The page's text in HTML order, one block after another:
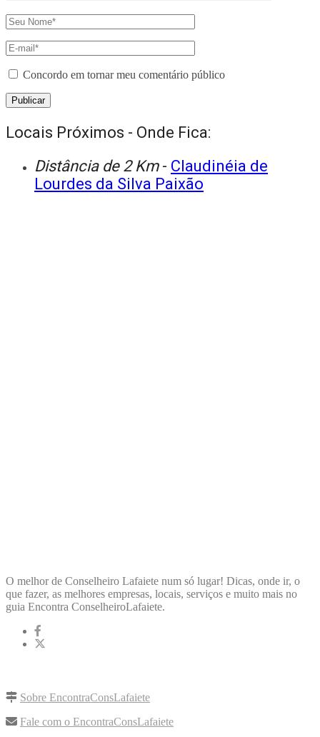
Concordo em tornar meu comentário público
Locais Próximos - Onde Fica:
Distância de 2 Km - Claudinéia de
Lourdes da Silva Paixão
O melhor de Conselheiro Lafaiete num só lugar! Dicas, onde ir, o
que fazer, as melhores empresas, locais, serviços e muito mais no
guia Encontra ConselheiroLafaiete.
Sobre EncontraConsLafaiete
Fale com o EncontraConsLafaiete